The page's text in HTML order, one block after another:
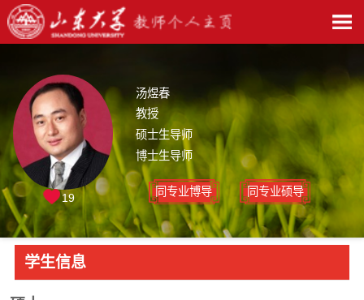
汤煜春
教授
硕士生导师
博士生导师
同专业博导 同专业硕导
19
学生信息